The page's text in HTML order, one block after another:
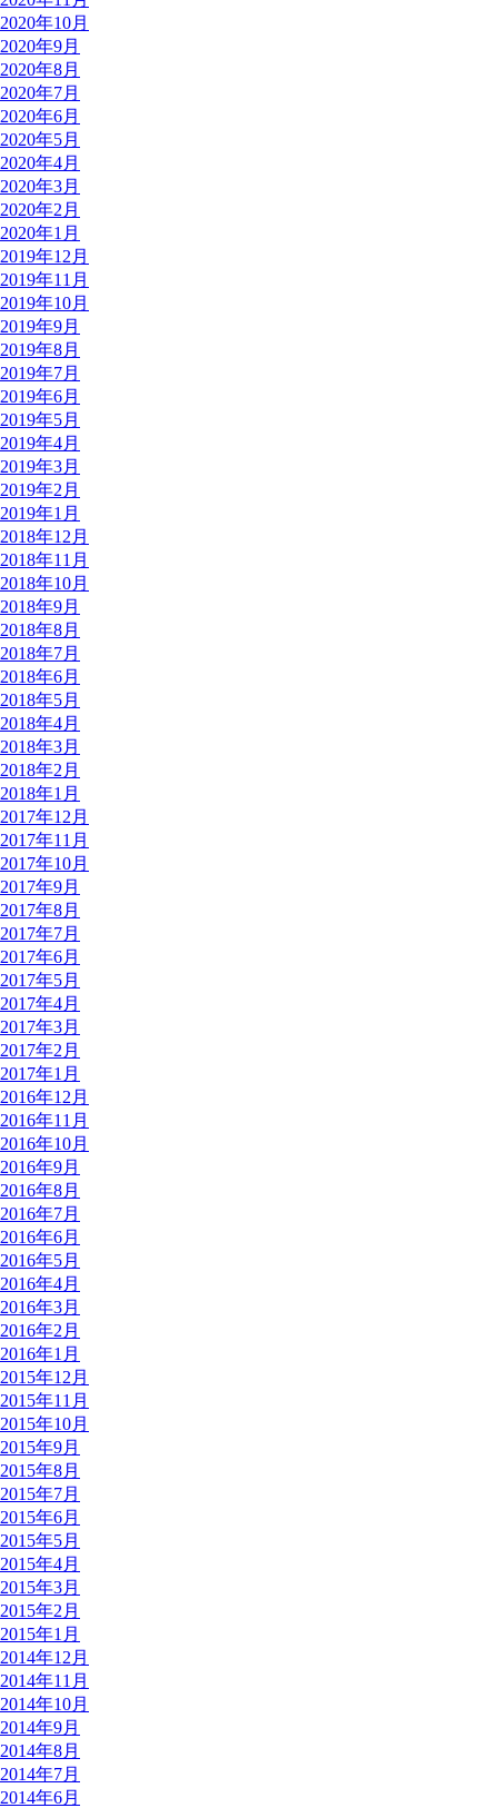
2020年10月
2020年9月
2020年8月
2020年7月
2020年6月
2020年5月
2020年4月
2020年3月
2020年2月
2020年1月
2019年12月
2019年11月
2019年10月
2019年9月
2019年8月
2019年7月
2019年6月
2019年5月
2019年4月
2019年3月
2019年2月
2019年1月
2018年12月
2018年11月
2018年10月
2018年9月
2018年8月
2018年7月
2018年6月
2018年5月
2018年4月
2018年3月
2018年2月
2018年1月
2017年12月
2017年11月
2017年10月
2017年9月
2017年8月
2017年7月
2017年6月
2017年5月
2017年4月
2017年3月
2017年2月
2017年1月
2016年12月
2016年11月
2016年10月
2016年9月
2016年8月
2016年7月
2016年6月
2016年5月
2016年4月
2016年3月
2016年2月
2016年1月
2015年12月
2015年11月
2015年10月
2015年9月
2015年8月
2015年7月
2015年6月
2015年5月
2015年4月
2015年3月
2015年2月
2015年1月
2014年12月
2014年11月
2014年10月
2014年9月
2014年8月
2014年7月
2014年6月